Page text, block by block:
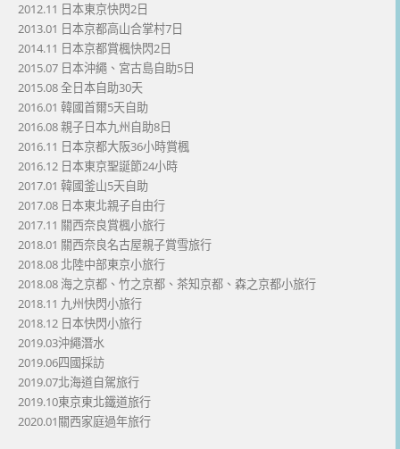
2012.11 日本東京快閃2日
2013.01 日本京都高山合掌村7日
2014.11 日本京都賞楓快閃2日
2015.07 日本沖繩、宮古島自助5日
2015.08 全日本自助30天
2016.01 韓國首爾5天自助
2016.08 親子日本九州自助8日
2016.11 日本京都大阪36小時賞楓
2016.12 日本東京聖誕節24小時
2017.01 韓國釜山5天自助
2017.08 日本東北親子自由行
2017.11 關西奈良賞楓小旅行
2018.01 關西奈良名古屋親子賞雪旅行
2018.08 北陸中部東京小旅行
2018.08 海之京都、竹之京都、茶知京都、森之京都小旅行
2018.11 九州快閃小旅行
2018.12 日本快閃小旅行
2019.03沖繩潛水
2019.06四國採訪
2019.07北海道自駕旅行
2019.10東京東北鐵道旅行
2020.01關西家庭過年旅行